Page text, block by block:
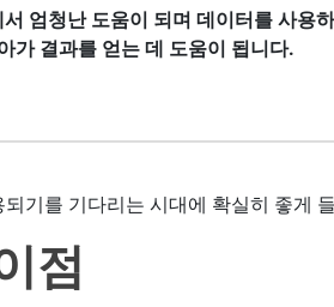
엄청난 도움이 되며 데이터를 사용
가 결과를 얻는 데 도움이 됩니다.
기를 기다리는 시대에 확실히 좋게
점